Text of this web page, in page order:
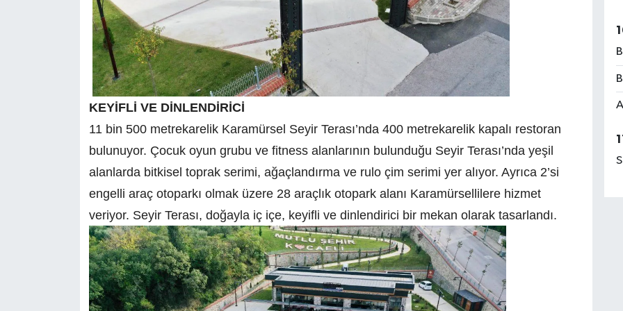
KEYİFLİ VE DİNLENDİRİCİ
11 bin 500 metrekarelik Karamürsel Seyir Terası’nda 400 metrekarelik kapalı restoran
bulunuyor. Çocuk oyun grubu ve fitness alanlarının bulunduğu Seyir Terası’nda yeşil
alanlarda bitkisel toprak serimi, ağaçlandırma ve rulo çim serimi yer alıyor. Ayrıca 2’si
engelli araç otoparkı olmak üzere 28 araçlık otopark alanı Karamürsellilere hizmet
veriyor. Seyir Terası, doğayla iç içe, keyifli ve dinlendirici bir mekan olarak tasarlandı.